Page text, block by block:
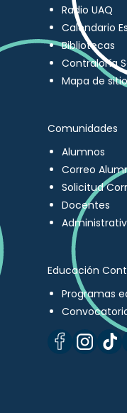
Radio UAQ
Calendario
Bibliotecas
Contraloría
Mapa de
Comunidades
Alumnos
Correo
Solicitud
Docentes
Educación
Programas